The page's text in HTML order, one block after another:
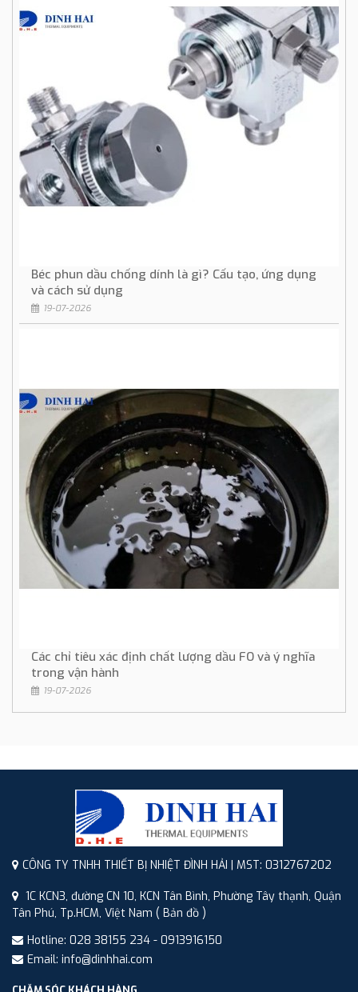
Béc phun dầu chống dính là gì? Cấu tạo, ứng dụng
và cách sử dụng
19-07-2026
Các chỉ tiêu xác định chất lượng dầu FO và ý nghĩa
trong vận hành
19-07-2026
CÔNG TY TNHH THIẾT BỊ NHIỆT ĐÌNH HẢI | MST: 0312767202
1C KCN3, đường CN 10, KCN Tân Bình, Phường Tây thạnh, Quận
Tân Phú, Tp.HCM, Việt Nam ( Bản đồ )
Hotline: 028 38155 234 - 0913916150
Email: info@dinhhai.com